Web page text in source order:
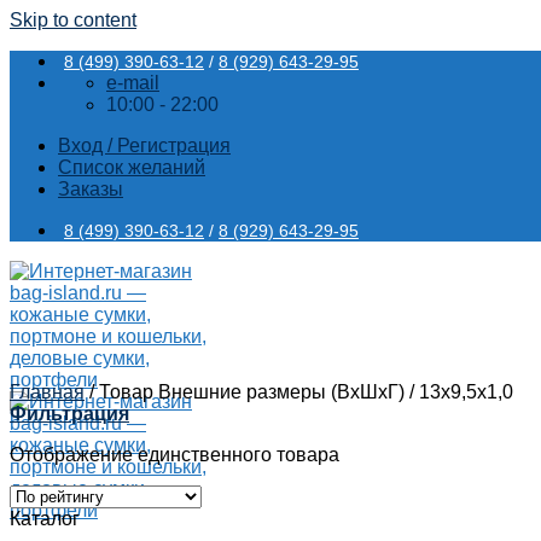
Skip to content
8 (499) 390-63-12 / 8 (929) 643-29-95
e-mail
10:00 - 22:00
Вход / Регистрация
Список желаний
Заказы
8 (499) 390-63-12 / 8 (929) 643-29-95
Главная /Товар Внешние размеры (ВхШхГ) /13х9,5х1,0
Фильтрация
Отображение единственного товара
Каталог